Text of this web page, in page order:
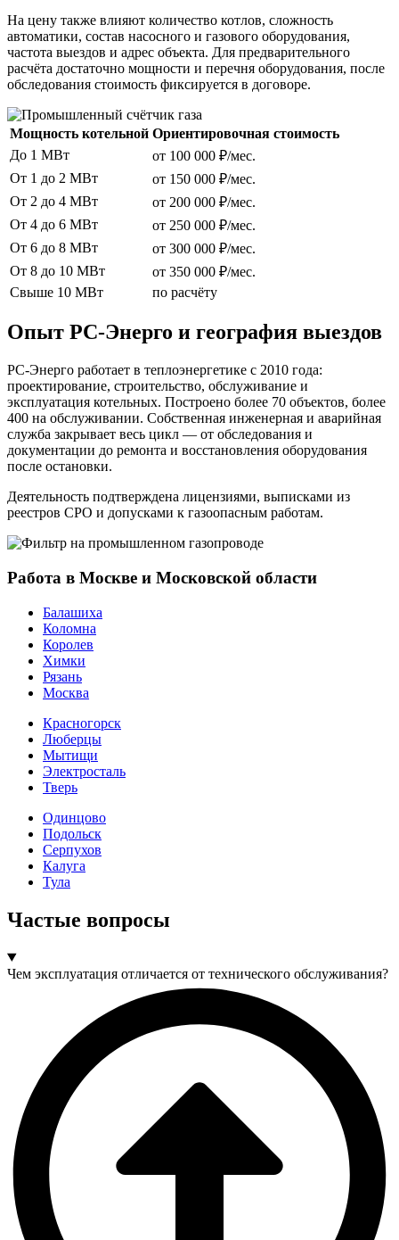
На цену также влияют количество котлов, сложность
автоматики, состав насосного и газового оборудования,
частота выездов и адрес объекта. Для предварительного
расчёта достаточно мощности и перечня оборудования, после
обследования стоимость фиксируется в договоре.
Мощность котельной Ориентировочная стоимость
До 1 МВт
от 100 000 ₽/мес.
От 1 до 2 МВт
от 150 000 ₽/мес.
От 2 до 4 МВт
от 200 000 ₽/мес.
От 4 до 6 МВт
от 250 000 ₽/мес.
От 6 до 8 МВт
от 300 000 ₽/мес.
От 8 до 10 МВт
от 350 000 ₽/мес.
Свыше 10 МВт
по расчёту
Опыт РС-Энерго и география выездов
РС-Энерго работает в теплоэнергетике с 2010 года:
проектирование, строительство, обслуживание и
эксплуатация котельных. Построено более 70 объектов, более
400 на обслуживании. Собственная инженерная и аварийная
служба закрывает весь цикл — от обследования и
документации до ремонта и восстановления оборудования
после остановки.
Деятельность подтверждена лицензиями, выписками из
реестров СРО и допусками к газоопасным работам.
Работа в Москве и Московской области
Балашиха
Коломна
Королев
Химки
Рязань
Москва
Красногорск
Люберцы
Мытищи
Электросталь
Тверь
Одинцово
Подольск
Серпухов
Калуга
Тула
Частые вопросы
Чем эксплуатация отличается от технического обслуживания?